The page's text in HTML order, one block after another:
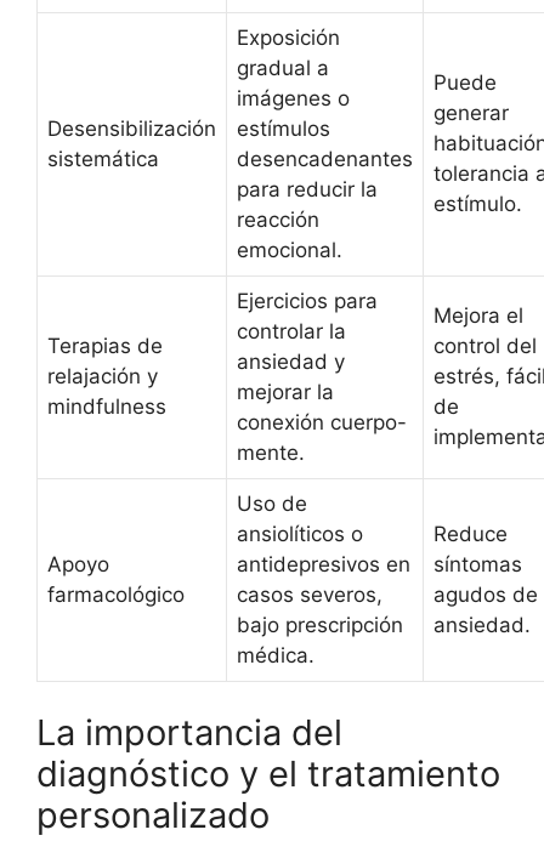
Desensibilización
sistemática
Exposición
gradual a
imágenes o
estímulos
desencadenantes
para reducir la
reacción
emocional.
Puede
generar
tolerancia
estímulo.
Terapias de
relajación y
mindfulness
Ejercicios para
controlar la
ansiedad y
mejorar la
conexión cuerpo-
mente.
Mejora el
control del
estrés,
de
Apoyo
farmacológico
Uso de
ansiolíticos o
antidepresivos en
casos severos,
bajo prescripción
médica.
Reduce
síntomas
agudos de
ansiedad.
La importancia del
diagnóstico y el tratamiento
personalizado